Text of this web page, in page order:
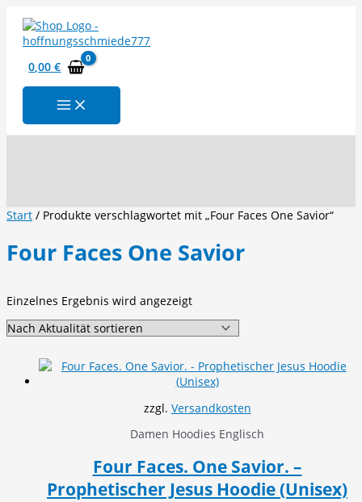
Inhalt
springen
0,00€
Start / Produkte verschlagwortet mit „Four Faces One Savior“
Four Faces One Savior
Einzelnes Ergebnis wird angezeigt
zzgl. Versandkosten
Damen Hoodies Englisch
Four Faces. One Savior. –
Prophetischer Jesus Hoodie (Unisex)